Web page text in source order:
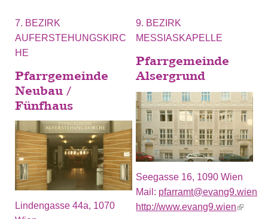
7. BEZIRK
AUFERSTEHUNGSKIRC
HE
Pfarrgemeinde
Neubau /
Fünfhaus
Lindengasse 44a, 1070
9. BEZIRK
MESSIASKAPELLE
Pfarrgemeinde
Alsergrund
Seegasse 16, 1090 Wien
Mail: pfarramt@evang9.wien
http://www.evang9.wien(link is